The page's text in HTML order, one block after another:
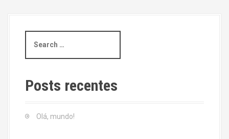
a
c
h
Posts recentes
Olá, mundo!